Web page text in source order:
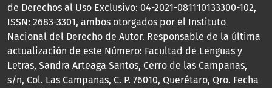
de Derechos al Uso Exclusivo: 04-2021-081110133300-102,
ISSN: 2683-3301, ambos otorgados por el Instituto
Nacional del Derecho de Autor. Responsable de la última
actualización de este Número: Facultad de Lenguas y
Letras, Sandra Arteaga Santos, Cerro de las Campanas,
s/n, Col. Las Campanas, C. P. 76010, Querétaro, Qro. Fecha